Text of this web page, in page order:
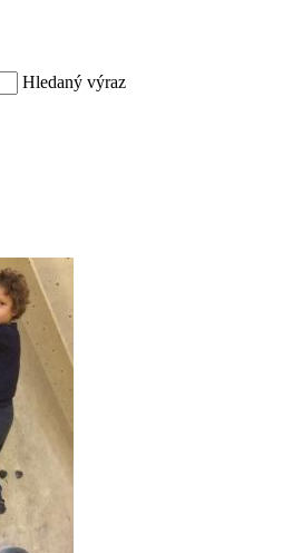
Hledaný výraz